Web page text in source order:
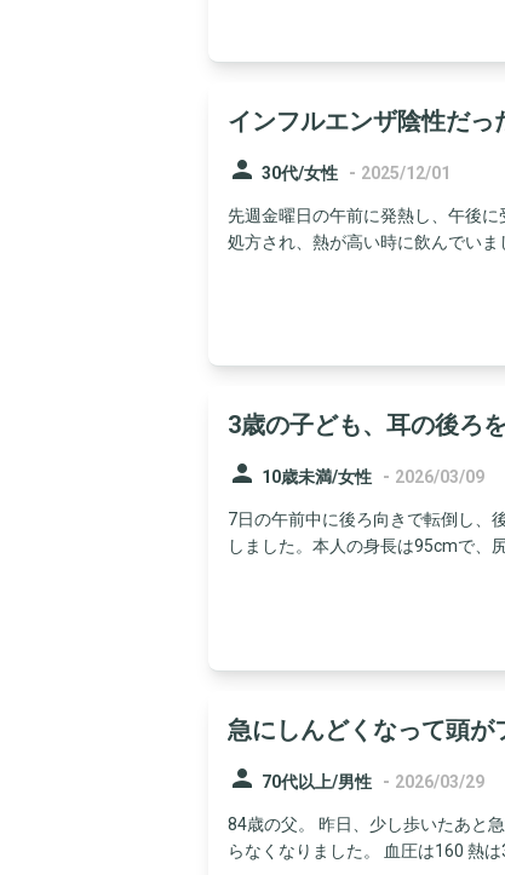
インフルエンザ陰性だ
person 30代/女性 - 2025/12/01
先週金曜日の午前に発熱し、午後
処方され、熱が高い時に飲んでいま
3歳の子ども、耳の後ろ
person 10歳未満/女性 - 2026/03/09
7日の午前中に後ろ向きで転倒し、
しました。本人の身長は95cmで、
急にしんどくなって頭が
person 70代以上/男性 - 2026/03/29
84歳の父。 昨日、少し歩いたあと
らなくなりました。 血圧は160 熱は